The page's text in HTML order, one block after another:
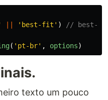
' best-fit ' )
// best-fit
( ' pt-br' , options)
texto um pouco